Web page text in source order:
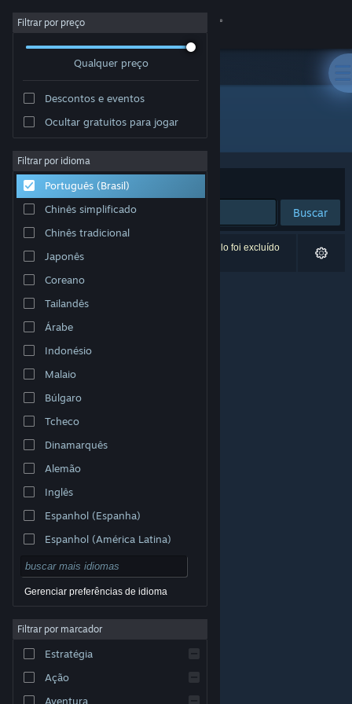
Iniciar sessão
Sobre
Suporte
Alterar idioma
Baixe o aplicativo móvel do Steam
Ver versão para computadores
© Valve Corporation. Todos os direitos reservados.
respectivos donos nos EUA e em outros países.
Acessibilidade
Reembolsos|Cookies
Filtrar por preço
Qualquer preço
Descontos e eventos
Ocultar gratuitos para jogar
Filtrar por idioma
Português (Brasil)
Chinês simplificado
Chinês tradicional
Japonês
Coreano
Tailandês
Árabe
Indonésio
Malaio
Búlgaro
Tcheco
Dinamarquês
Alemão
Inglês
Espanhol (Espanha)
Espanhol (América Latina)
Gerenciar preferências de idioma
Filtrar por marcador
Estratégia
Ação
Aventura
Desenvolvedor: Dreambyte Games
Ordenar por Relevância
Buscar
0 resultados correspondem à sua busca. Um título foi excluído
de acordo com as suas preferências.